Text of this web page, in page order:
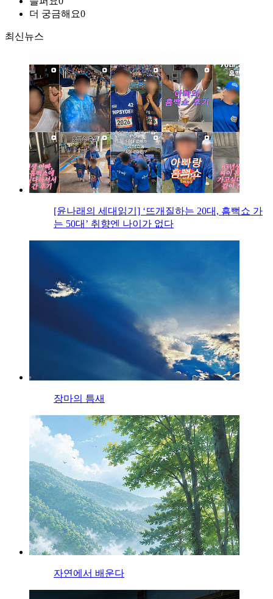
더 궁금해요0
최신뉴스
[윤나래의 세대읽기] ‘뜨개질하는 20대, 흠뻑쇼 가
는 50대’ 취향엔 나이가 없다
장마의 틈새
자연에서 배운다